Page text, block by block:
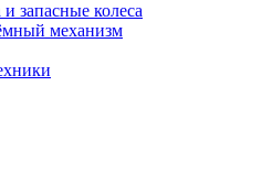
запасные колеса
механизм